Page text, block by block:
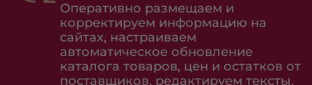
Оперативно размещаем и
корректируем информацию на
сайтах, настраиваем
автоматическое обновление
каталога товаров, цен и остатков от
поставщиков, редактируем тексты,